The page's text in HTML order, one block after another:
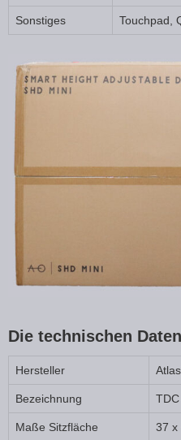
Sonstiges Touchpad,
Die technischen
Hersteller
Bezeichnung
Maße Sitzfläche 37 x